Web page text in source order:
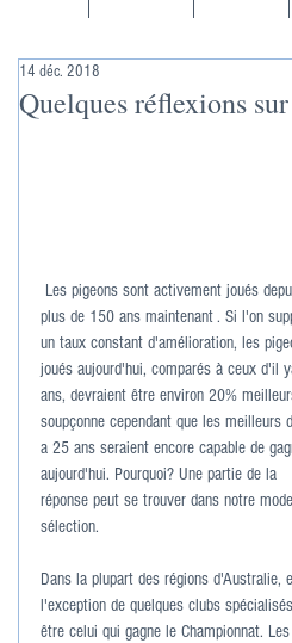
Quelques réflexions
14 déc. 2018
plus de 150 ans maintenant . Si l'on
un taux constant d'amélioration, les
joués aujourd'hui, comparés à ceux d'il
ans, devraient être environ 20%
soupçonne cependant que les meilleurs
a 25 ans seraient encore capable de
aujourd'hui. Pourquoi? Une partie de la
réponse peut se trouver dans notre
sélection.
Dans la plupart des régions d'Australie,
l'exception de quelques clubs
être celui qui gagne le Championnat.